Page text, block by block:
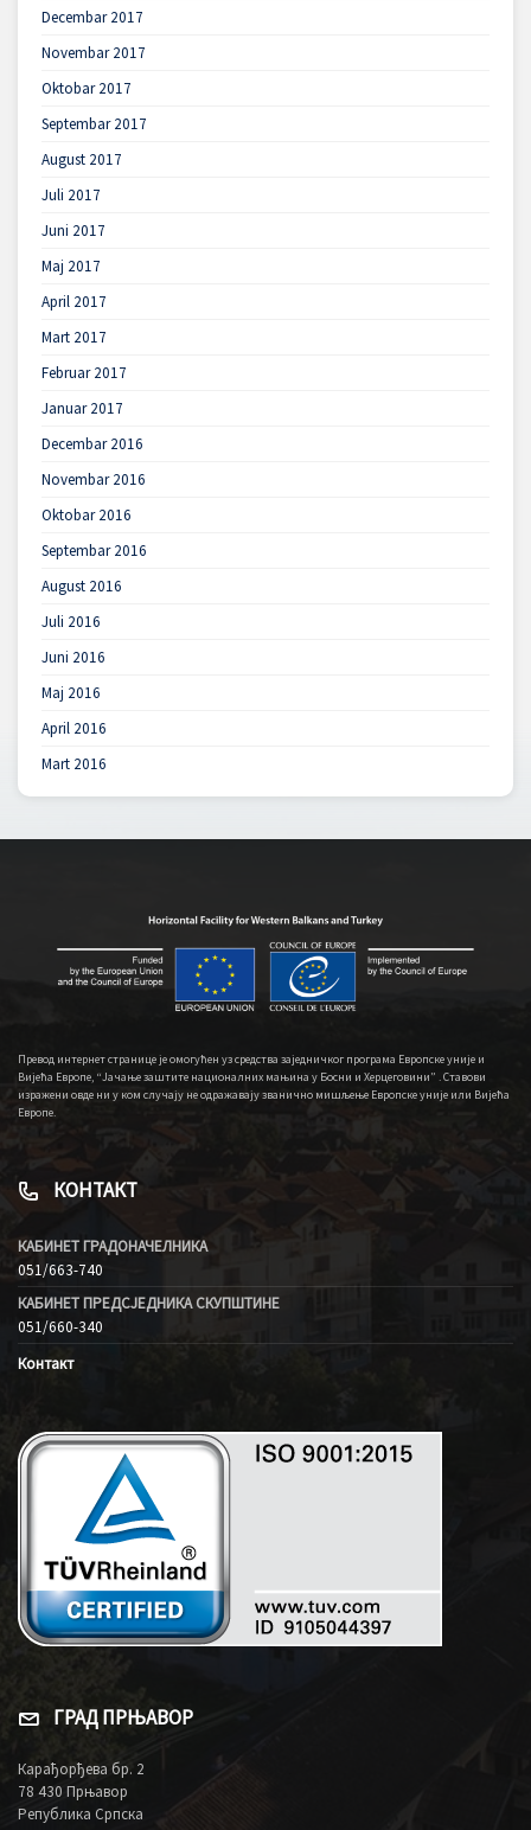
Decembar 2017
Novembar 2017
Oktobar 2017
Septembar 2017
August 2017
Juli 2017
Juni 2017
Maj 2017
April 2017
Mart 2017
Februar 2017
Januar 2017
Decembar 2016
Novembar 2016
Oktobar 2016
Septembar 2016
August 2016
Juli 2016
Juni 2016
Maj 2016
April 2016
Mart 2016
Превод интернет странице је омогућен уз средства заједничког програма Европске уније и
Вијећа Европе, “Јачање заштите националних мањина у Босни и Херцеговини” . Ставови
изражени овде ни у ком случају не одражавају званично мишљење Европске уније или Вијећа
Европе.
КОНТАКТ
КАБИНЕТ ГРАДОНАЧЕЛНИКА
051/663-740
КАБИНЕТ ПРЕДСЈЕДНИКА СКУПШТИНЕ
051/660-340
Контакт
ГРАД ПРЊАВОР
Карађорђева бр. 2
78 430 Прњавор
Република Српска